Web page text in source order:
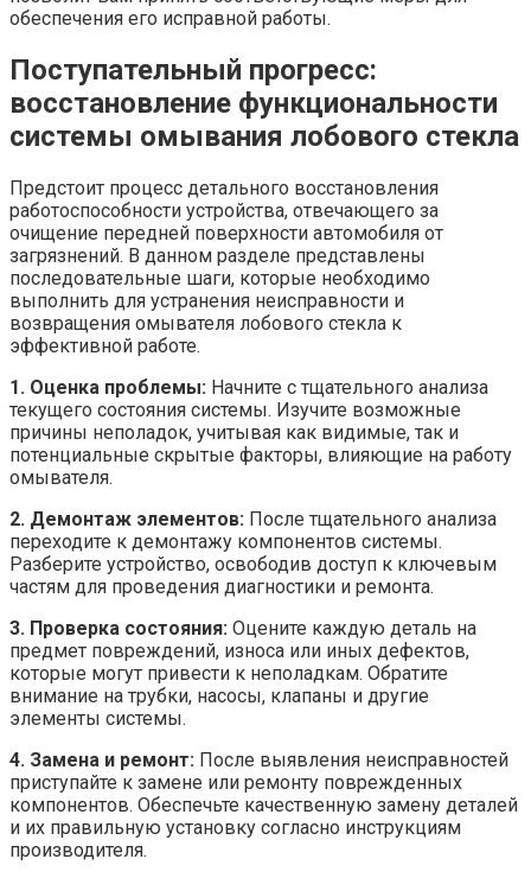
обеспечения его исправной работы.
Поступательный прогресс:
восстановление функциональности
системы омывания лобового стекла
Предстоит процесс детального восстановления
работоспособности устройства, отвечающего за
очищение передней поверхности автомобиля от
загрязнений. В данном разделе представлены
последовательные шаги, которые необходимо
выполнить для устранения неисправности и
возвращения омывателя лобового стекла к
эффективной работе.
1. Оценка проблемы: Начните с тщательного анализа
текущего состояния системы. Изучите возможные
причины неполадок, учитывая как видимые, так и
потенциальные скрытые факторы, влияющие на работу
омывателя.
2. Демонтаж элементов: После тщательного анализа
переходите к демонтажу компонентов системы.
Разберите устройство, освободив доступ к ключевым
частям для проведения диагностики и ремонта.
3. Проверка состояния: Оцените каждую деталь на
предмет повреждений, износа или иных дефектов,
которые могут привести к неполадкам. Обратите
внимание на трубки, насосы, клапаны и другие
элементы системы.
4. Замена и ремонт: После выявления неисправностей
приступайте к замене или ремонту поврежденных
компонентов. Обеспечьте качественную замену деталей
и их правильную установку согласно инструкциям
производителя.